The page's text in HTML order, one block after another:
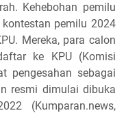
Kehebohan pemilu
pemilu 2024
Mereka, para calon
ke KPU (Komisi
pengesahan sebagai
resmi dimulai dibuka
(Kumparan.news,